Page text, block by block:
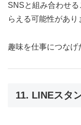
SNSと組み合わせ
らえる可能性があり
趣味を仕事につなげ
11. LINEスタ